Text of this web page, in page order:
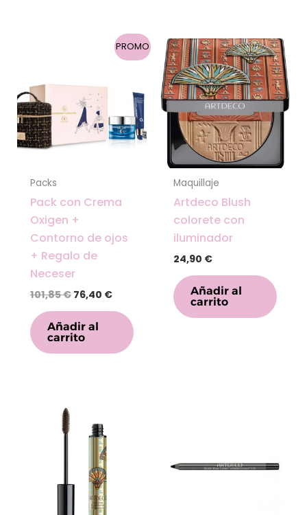
PROMO
Packs
Pack con Crema
Oxigen +
Contorno de ojos
+ Regalo de
Neceser
101,85€
101,85 €.
76,40 €
El
precio
76,40 €.
Añadir al
carrito
Maquillaje
Artdeco Blush
colorete con
iluminador
24,90 €
Añadir al
carrito